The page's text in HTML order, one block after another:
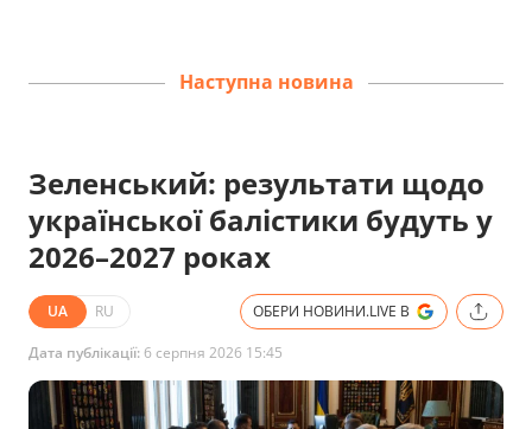
Наступна новина
Зеленський: результати щодо
української балістики будуть у
2026–2027 роках
UA RU ОБЕРИ НОВИНИ.LIVE В
Дата публікації: 6 серпня 2026 15:45